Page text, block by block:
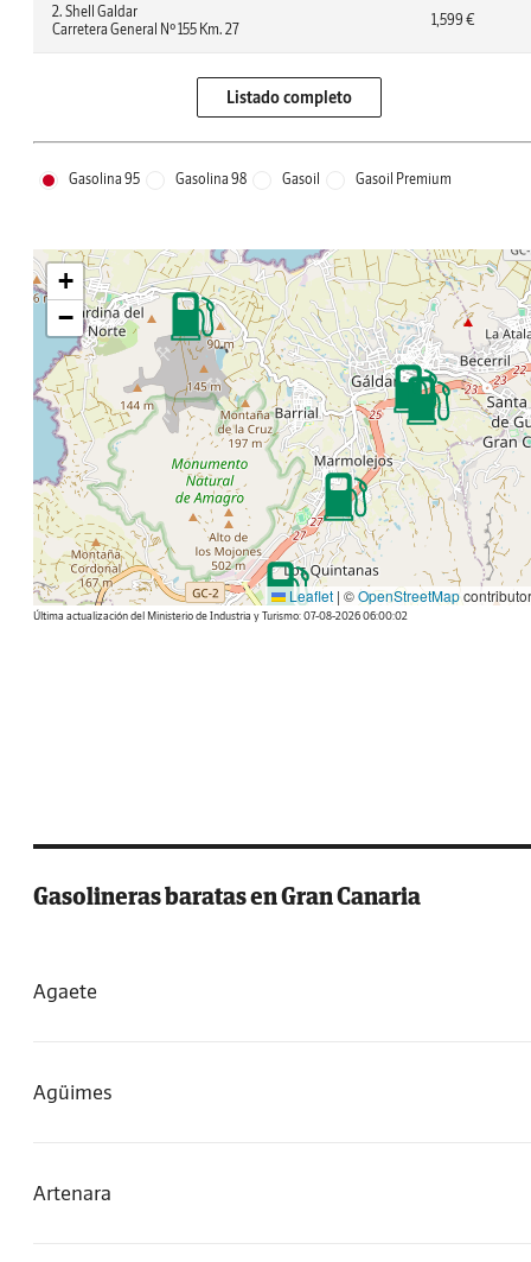
2. Shell Galdar
Carretera General Nº 155 Km. 27
1,599 €
Listado completo
Gasolina 95 Gasolina 98 Gasoil Gasoil Premium
+
−
Leaflet | ©OpenStreetMap
Última actualización del Ministerio de Industria y Turismo: 07-08-2026 06:00:02
Gasolineras baratas en Gran Canaria
Agaete
Agüimes
Artenara